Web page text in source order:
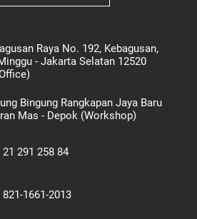
Raya No. 192, Kebagusan,
- Jakarta Selatan 12520
Bingung Rangkapan Jaya Baru
Mas - Depok (Workshop)
21 291 258 84
821-1661-2013